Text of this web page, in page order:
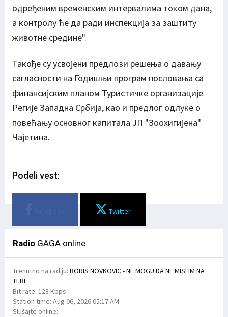
одређеним временским интервалима током дана,
а контролу ће да ради инспекција за заштиту
животне средине".
Такође су усвојени предлози решења о давању
сагласности на Годишњи програм пословања са
финансијским планом Туристичке организације
Регије Западна Србија, као и предлог одлуке о
повећању основног капитала ЈП "Зоохигијена"
Чајетина.
Podeli vest:
Twitter
Radio GAGA online
Trenutno na radiju: BORIS NOVKOVIC - NE MOGU DA NE MISLIM NA
TEBE
Bit rate: 128 Kbps
Station time: Aug 06, 2026 05:17 AM
Slušajte online: